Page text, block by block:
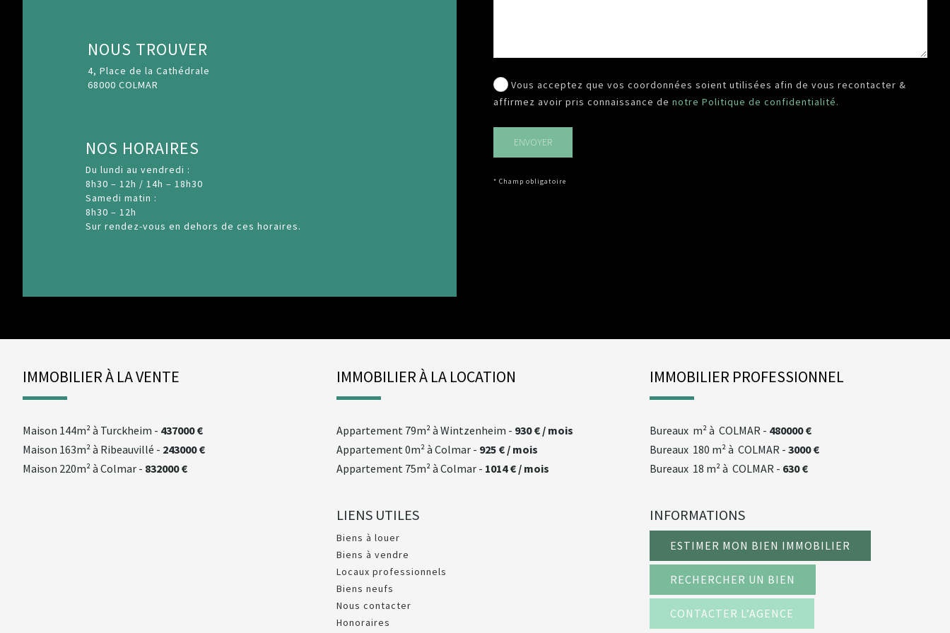
NOUS TROUVER
4, Place de la Cathédrale
68000 COLMAR
NOS HORAIRES
Du lundi au vendredi :
8h30 – 12h / 14h – 18h30
Samedi matin :
8h30 – 12h
Sur rendez-vous en dehors de ces horaires.
Vous acceptez que vos coordonnées soient utilisées afin de vous recontacter &
affirmez avoir pris connaissance de notre Politique de confidentialité.
* Champ obligatoire
IMMOBILIER À LA VENTE
maison 144m² à turckheim - 437000 €
maison 163m² à ribeauvillé - 243000 €
maison 220m² à colmar- 832000 €
IMMOBILIER À LA LOCATION
appartement 79m² à wintzenheim - 930 € / mois
appartement 0m² à colmar- 925 € / mois
appartement 75m² à colmar- 1014 € / mois
IMMOBILIER PROFESSIONNEL
bureaux m² à COLMAR - 480000 €
bureaux 180 m² à COLMAR -3000 €
bureaux 18 m² à COLMAR - 630 €
LIENS UTILES
Biens à louer
Biens à vendre
Locaux professionnels
Biens neufs
Nous contacter
Honoraires
INFORMATIONS
ESTIMER MON BIEN IMMOBILIER
RECHERCHER UN BIEN
CONTACTER L’AGENCE